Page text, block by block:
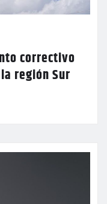
correctivo
región Sur